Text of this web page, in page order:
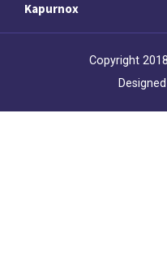
Kapurnox
Copyright